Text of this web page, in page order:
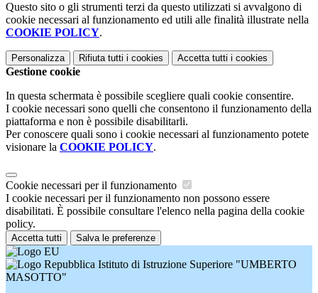
Questo sito o gli strumenti terzi da questo utilizzati si avvalgono di
cookie necessari al funzionamento ed utili alle finalità illustrate nella
COOKIE POLICY.
Personalizza Rifiuta tutti i cookies Accetta tutti i cookies
Gestione cookie
In questa schermata è possibile scegliere quali cookie consentire.
I cookie necessari sono quelli che consentono il funzionamento della
piattaforma e non è possibile disabilitarli.
Per conoscere quali sono i cookie necessari al funzionamento potete
visionare la COOKIE POLICY.
Cookie necessari per il funzionamento
I cookie necessari per il funzionamento non possono essere
disabilitati. È possibile consultare l'elenco nella pagina della cookie
policy.
Accetta tutti Salva le preferenze
Istituto di Istruzione Superiore "UMBERTO
MASOTTO"